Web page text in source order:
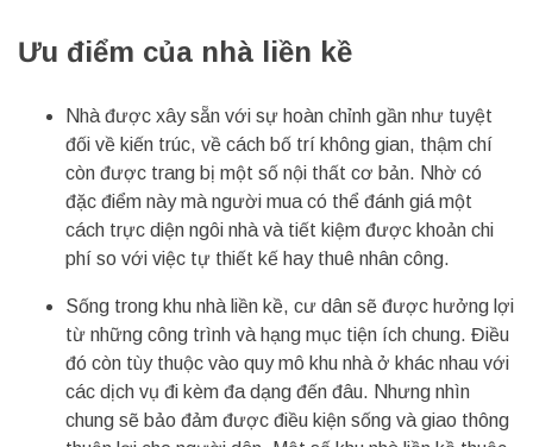
Ưu điểm của nhà liền kề
Nhà được xây sẵn với sự hoàn chỉnh gần như tuyệt
đối về kiến trúc, về cách bố trí không gian, thậm chí
còn được trang bị một số nội thất cơ bản. Nhờ có
đặc điểm này mà người mua có thể đánh giá một
cách trực diện ngôi nhà và tiết kiệm được khoản chi
phí so với việc tự thiết kế hay thuê nhân công.
Sống trong khu nhà liền kề, cư dân sẽ được hưởng lợi
từ những công trình và hạng mục tiện ích chung. Điều
đó còn tùy thuộc vào quy mô khu nhà ở khác nhau với
các dịch vụ đi kèm đa dạng đến đâu. Nhưng nhìn
chung sẽ bảo đảm được điều kiện sống và giao thông